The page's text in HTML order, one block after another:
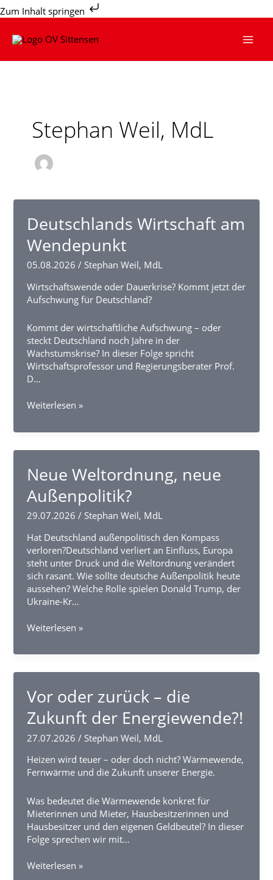
Zum Inhalt springen
Zum
Inhalt
Stephan Weil, MdL
Deutschlands Wirtschaft am
Wendepunkt
05.08.2026/ Stephan Weil, MdL
Wirtschaftswende oder Dauerkrise? Kommt jetzt der
Aufschwung für Deutschland?
Kommt der wirtschaftliche Aufschwung – oder
steckt Deutschland noch Jahre in der
Wachstumskrise? In dieser Folge spricht
Wirtschaftsprofessor und Regierungsberater Prof.
D…
Deutschlands
am
Weiterlesen »
Neue Weltordnung, neue
Außenpolitik?
29.07.2026/ Stephan Weil, MdL
Hat Deutschland außenpolitisch den Kompass
verloren?Deutschland verliert an Einfluss, Europa
steht unter Druck und die Weltordnung verändert
sich rasant. Wie sollte deutsche Außenpolitik heute
aussehen? Welche Rolle spielen Donald Trump, der
Ukraine-Kr…
Neue
neue
Weiterlesen »
Vor oder zurück – die
Zukunft der Energiewende?!
27.07.2026/ Stephan Weil, MdL
Heizen wird teuer – oder doch nicht? Wärmewende,
Fernwärme und die Zukunft unserer Energie.
Was bedeutet die Wärmewende konkret für
Mieterinnen und Mieter, Hausbesitzerinnen und
Hausbesitzer und den eigenen Geldbeutel? In dieser
Folge sprechen wir mit…
Vor
Weiterlesen »